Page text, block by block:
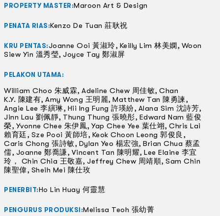
PROPERTY MASTER:Maroon Art & Design
PENATA RIAS:Kenzo De Tuan 莊耿祝
KRU PENTAS:Joanne Ooi 黃淑玲, Keilly Lim 林美嫻, Woon
Siew Yin 溫秀瑩, Joyce Tay 鄭淑屏
PELAKON UTAMA:
William Choo 朱威霖, Adeline Chew 周佳敏, Chan
K.Y. 陳建有, Amy Wong 王明麗, Matthew Tan 陳勇諫,
Angie Lee 李縯琳, Hii Ing Fung 許瑛紛, Alana Sim 沈詩芳,
Jinn Lau 劉佩靜, Thung Thung 張曉彤, Edward Nam 藍俊
榮, Yvonne Chee 朱伊鳳, Yap Chee Yee 葉仕翊, Chris Lai
賴育廷, Sze Pooi 黃師培, Keok Choon Leong 郭俊良,
Caris Chong 張詩敏, Dylan Yeo 楊宏強, Brian Chua 蔡孟
儒, Joanne 鄭喬謙, Vincent Tan 陳明耀, Lee Elaine 李宜
玲， Chin Chia 王敬嘉, Jeffrey Chew 周靖順, Sam Chin
陳聖偉, Sheih Mei 陳仕玫
PENERBIT:Ho Lin Huay 何靈慧
PENGURUS PRODUKSI:Melissa Teoh 張幼菁